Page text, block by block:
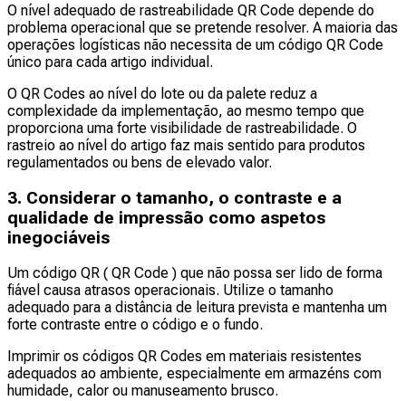
O nível adequado de rastreabilidade QR Code depende do
problema operacional que se pretende resolver. A maioria das
operações logísticas não necessita de um código QR Code
único para cada artigo individual.
O QR Codes ao nível do lote ou da palete reduz a
complexidade da implementação, ao mesmo tempo que
proporciona uma forte visibilidade de rastreabilidade. O
rastreio ao nível do artigo faz mais sentido para produtos
regulamentados ou bens de elevado valor.
3. Considerar o tamanho, o contraste e a
qualidade de impressão como aspetos
inegociáveis
Um código QR ( QR Code ) que não possa ser lido de forma
fiável causa atrasos operacionais. Utilize o tamanho
adequado para a distância de leitura prevista e mantenha um
forte contraste entre o código e o fundo.
Imprimir os códigos QR Codes em materiais resistentes
adequados ao ambiente, especialmente em armazéns com
humidade, calor ou manuseamento brusco.